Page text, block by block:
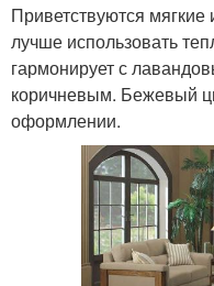
Приветствуются
лучше использовать
гармонирует с
коричневым. Бежевый
оформлении.